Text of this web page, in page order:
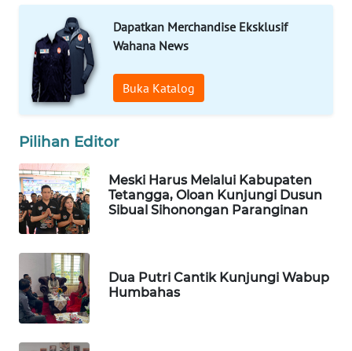
Dapatkan Merchandise Eksklusif
Wahana News
Buka Katalog
Pilihan Editor
Meski Harus Melalui Kabupaten
Tetangga, Oloan Kunjungi Dusun
Sibual Sihonongan Paranginan
Dua Putri Cantik Kunjungi Wabup
Humbahas
PORTAL
KONSUMEN
FORWAMKI
ALPERKLINAS
FORJASIDA
TAMBANG
SITUNGIR
NEWS
SIDIKALANG